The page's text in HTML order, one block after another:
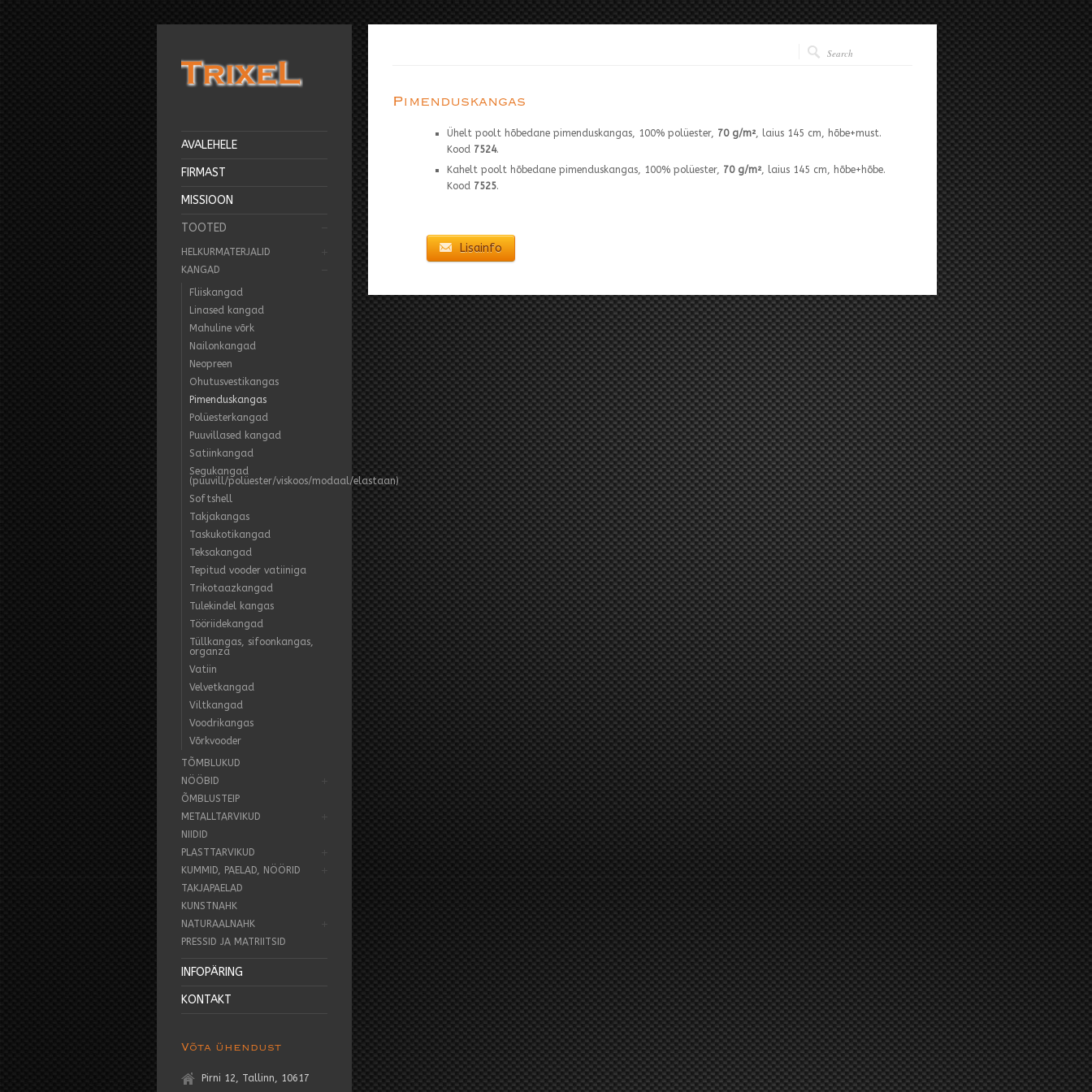
Pimenduskangas
Ühelt poolt hõbedane pimenduskangas, 100% polüester, 70 g/m², laius 145 cm, hõbe+must.
Kood 7524.
Kahelt poolt hõbedane pimenduskangas, 100% polüester, 70 g/m², laius 145 cm, hõbe+hõbe.
Kood 7525.
Lisainfo
AVALEHELE
FIRMAST
MISSIOON
TOOTED
HELKURMATERJALID
KANGAD
Fliiskangad
Linased kangad
Mahuline võrk
Nailonkangad
Neopreen
Ohutusvestikangas
Pimenduskangas
Polüesterkangad
Puuvillased kangad
Satiinkangad
Segukangad
(puuvill/polüester/viskoos/modaal/elastaan)
Softshell
Takjakangas
Taskukotikangad
Teksakangad
Tepitud vooder vatiiniga
Trikotaazkangad
Tulekindel kangas
Tööriidekangad
Tüllkangas, sifoonkangas,
organza
Vatiin
Velvetkangad
Viltkangad
Voodrikangas
Võrkvooder
TÕMBLUKUD
NÖÖBID
ÕMBLUSTEIP
METALLTARVIKUD
NIIDID
PLASTTARVIKUD
KUMMID, PAELAD, NÖÖRID
TAKJAPAELAD
KUNSTNAHK
NATURAALNAHK
PRESSID JA MATRIITSID
INFOPÄRING
KONTAKT
Võta ühendust
Pirni 12, Tallinn, 10617